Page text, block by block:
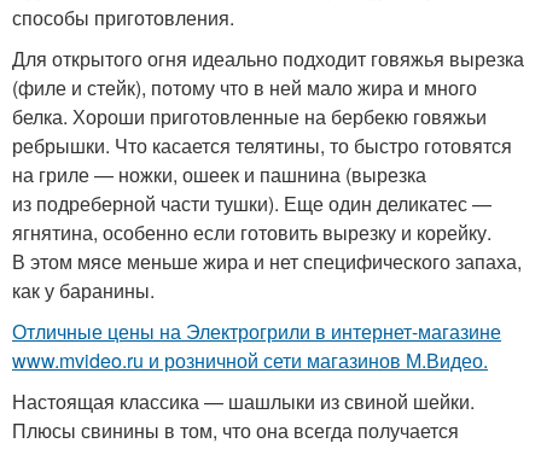
способы приготовления.
Для открытого огня идеально подходит говяжья вырезка
(филе и стейк), потому что в ней мало жира и много
белка. Хороши приготовленные на бербекю говяжьи
ребрышки. Что касается телятины, то быстро готовятся
на гриле — ножки, ошеек и пашнина (вырезка
из подреберной части тушки). Еще один деликатес —
ягнятина, особенно если готовить вырезку и корейку.
В этом мясе меньше жира и нет специфического запаха,
как у баранины.
Отличные цены на Электрогрили в интернет-магазине
www.mvideo.ru и розничной сети магазинов М.Видео.
Настоящая классика — шашлыки из свиной шейки.
Плюсы свинины в том, что она всегда получается